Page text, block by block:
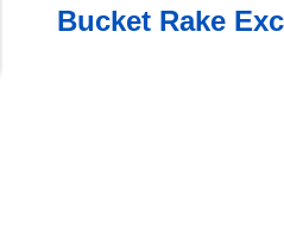
Bucket Rake